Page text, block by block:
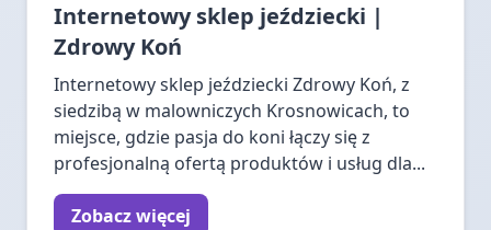
Internetowy sklep jeździecki |
Zdrowy Koń
Internetowy sklep jeździecki Zdrowy Koń, z
siedzibą w malowniczych Krosnowicach, to
miejsce, gdzie pasja do koni łączy się z
profesjonalną ofertą produktów i usług dla...
Zobacz więcej